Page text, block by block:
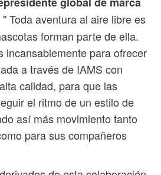
Toda aventura al aire libre es
forman parte de ella.
incansablemente para ofrecer
a través de IAMS con
calidad, para que las
el ritmo de un estilo de
así más movimiento tanto
para sus compañeros